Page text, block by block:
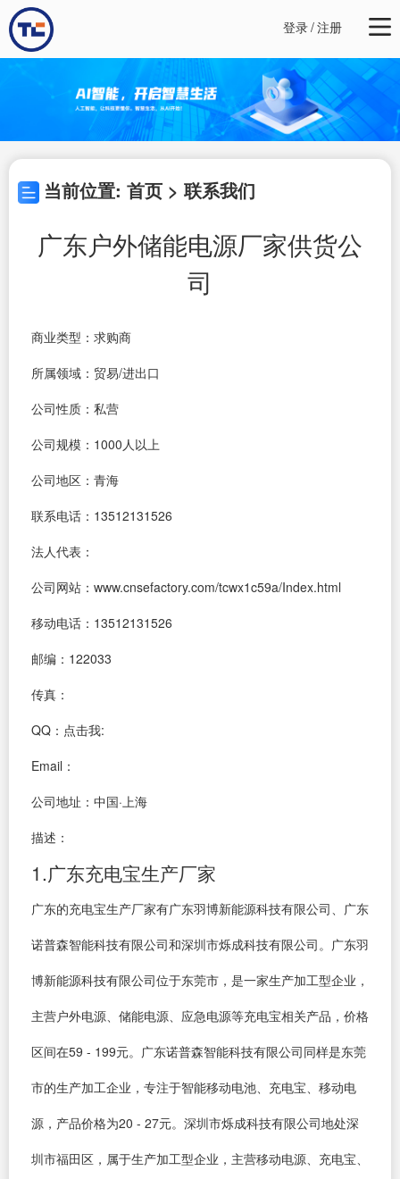
登录/注册
当前位置: 首页 > 联系我们
广东户外储能电源厂家供货公
司
商业类型：求购商
所属领域：贸易/进出口
公司性质：私营
公司规模：1000人以上
公司地区：青海
联系电话：13512131526
法人代表：
公司网站：www.cnsefactory.com/tcwx1c59a/Index.html
移动电话：13512131526
邮编：122033
传真：
QQ： 点击我:
Email：
公司地址：中国·上海
描述：
1.广东充电宝生产厂家
广东的充电宝生产厂家有广东羽博新能源科技有限公司、广东
诺普森智能科技有限公司和深圳市烁成科技有限公司。广东羽
博新能源科技有限公司位于东莞市，是一家生产加工型企业，
主营户外电源、储能电源、应急电源等充电宝相关产品，价格
区间在59 - 199元。广东诺普森智能科技有限公司同样是东莞
市的生产加工企业，专注于智能移动电池、充电宝、移动电
源，产品价格为20 - 27元。深圳市烁成科技有限公司地处深
圳市福田区，属于生产加工型企业，主营移动电源、充电宝、